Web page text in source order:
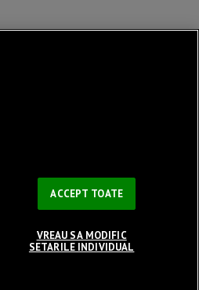
ACCEPT TOATE
VREAU SA MODIFIC
SETARILE INDIVIDUAL